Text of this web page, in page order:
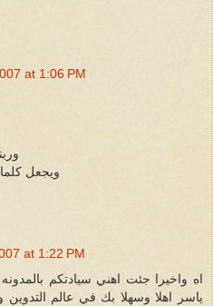
at 1:06 PM
ويجعل
at 1:22 PM
اه واخيرا جئت اهني سيادتكم بالمدونه
ياسر اهلا وسهلا بك في عالم